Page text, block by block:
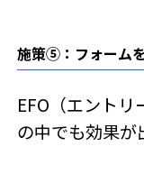
施策⑤：フォーム
EFO（エントリ
の中でも効果が